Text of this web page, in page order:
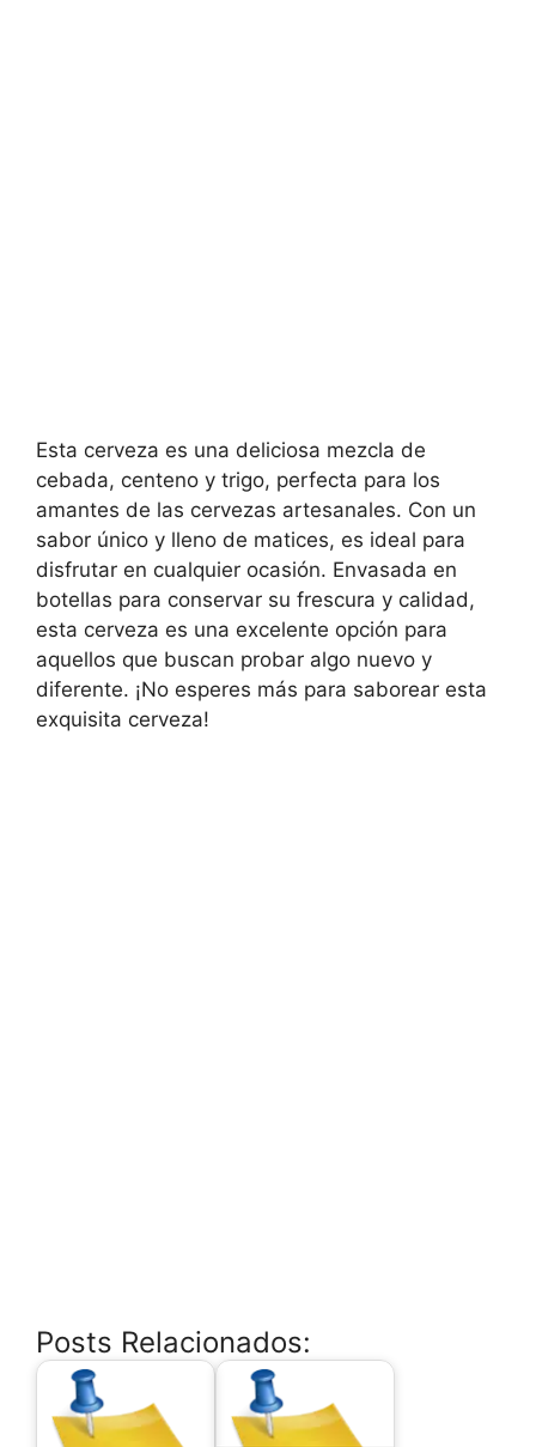
Esta cerveza es una deliciosa mezcla de
cebada, centeno y trigo, perfecta para los
amantes de las cervezas artesanales. Con un
sabor único y lleno de matices, es ideal para
disfrutar en cualquier ocasión. Envasada en
botellas para conservar su frescura y calidad,
esta cerveza es una excelente opción para
aquellos que buscan probar algo nuevo y
diferente. ¡No esperes más para saborear esta
exquisita cerveza!
Posts Relacionados: